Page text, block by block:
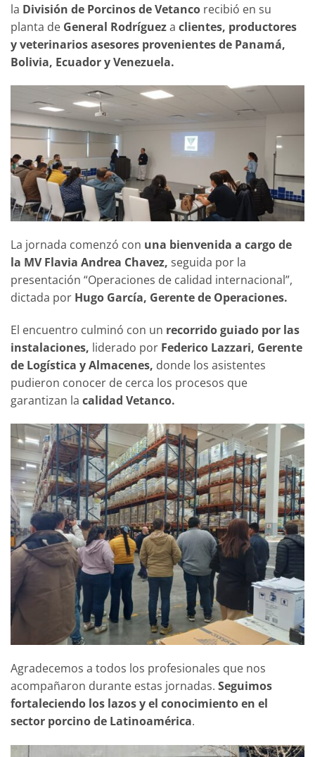
la División de Porcinos de Vetanco recibió en su
planta de General Rodrígueza clientes, productores
y veterinarios asesores provenientes de Panamá,
Bolivia, Ecuador y Venezuela.
La jornada comenzó con una bienvenida a cargo de
la MV Flavia Andrea Chavez, seguida por la
presentación “Operaciones de calidad internacional”,
dictada por Hugo García, Gerente de Operaciones.
El encuentro culminó con un recorrido guiado por las
instalaciones, liderado por Federico Lazzari, Gerente
de Logística y Almacenes, donde los asistentes
pudieron conocer de cerca los procesos que
garantizan la calidad Vetanco.
Agradecemos a todos los profesionales que nos
acompañaron durante estas jornadas. Seguimos
fortaleciendo los lazos y el conocimiento en el
sector porcino de Latinoamérica.